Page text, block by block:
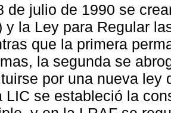
de julio de 1990 se
y la Ley para Regular
que la primera
la segunda se
por una nueva ley
LIC se estableció la